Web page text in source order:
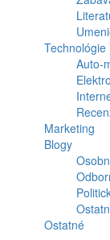
Technológie
Auto-
Marketing
Blogy
Ostatné